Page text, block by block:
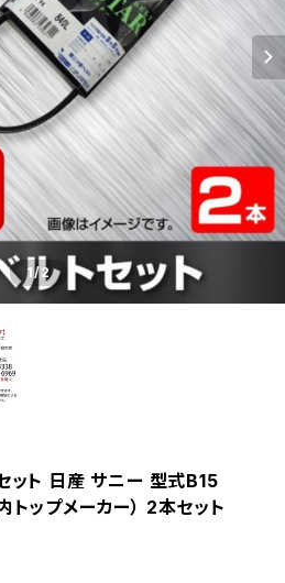
1/2
ット 日産 サニー 型式B15
ップメーカー） 2本セット